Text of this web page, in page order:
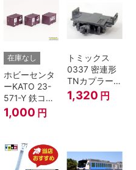
在庫なし
ホビーセンタ
ーKATO 23-
571-Y 鉄コン
2021コンテナ
3個セット N
1,000 円
トミックス
0337 密連形
TNカプラー
(6個入・SPタ
イプ)
1,320 円